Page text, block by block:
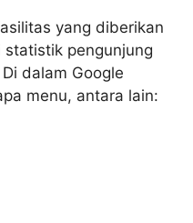
yang diberikan
statistik pengunjung
dalam Google
menu, antara lain: